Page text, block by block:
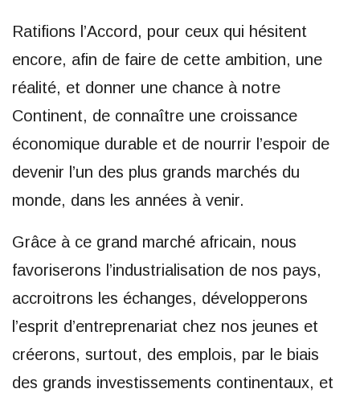
Ratifions l’Accord, pour ceux qui hésitent
encore, afin de faire de cette ambition, une
réalité, et donner une chance à notre
Continent, de connaître une croissance
économique durable et de nourrir l’espoir de
devenir l’un des plus grands marchés du
monde, dans les années à venir.
Grâce à ce grand marché africain, nous
favoriserons l’industrialisation de nos pays,
accroitrons les échanges, développerons
l’esprit d’entreprenariat chez nos jeunes et
créerons, surtout, des emplois, par le biais
des grands investissements continentaux, et